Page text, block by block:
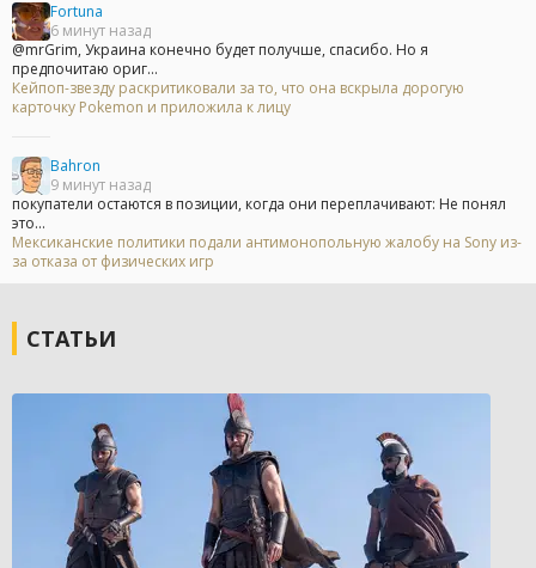
Fortuna
6 минут назад
@mrGrim, Украина конечно будет получше, спасибо. Но я
предпочитаю ориг...
Кейпоп-звезду раскритиковали за то, что она вскрыла дорогую
карточку Pokemon и приложила к лицу
Bahron
9 минут назад
покупатели остаются в позиции, когда они переплачивают: Не понял
это...
Мексиканские политики подали антимонопольную жалобу на Sony из-
за отказа от физических игр
СТАТЬИ